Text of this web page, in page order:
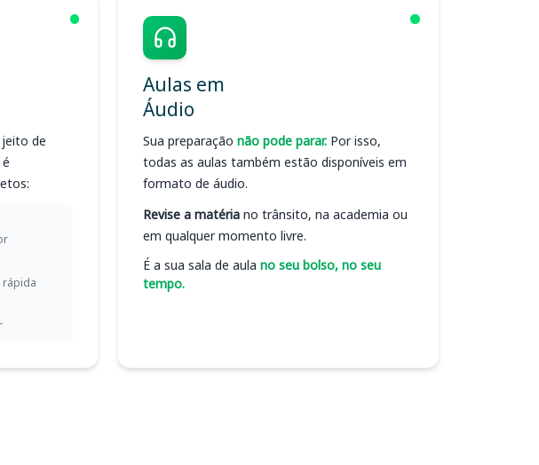
de
Aulas em
Áudio
Sua preparação não pode parar. Por isso,
todas as aulas também estão disponíveis em
formato de áudio.
Revise a matéria no trânsito, na academia ou
em qualquer momento livre.
É a sua sala de aula no seu bolso, no seu
tempo.